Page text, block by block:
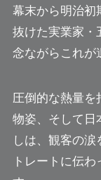
幕末から明治初
抜けた実業家・
念ながらこれが
圧倒的な熱量を
物姿、そして日
しは、観客の
トレートに伝